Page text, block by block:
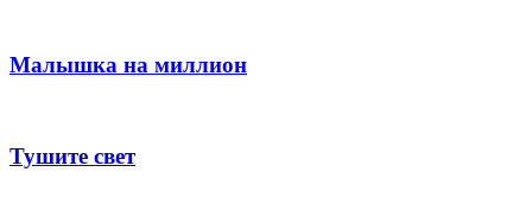
Малышка на миллион
Тушите свет